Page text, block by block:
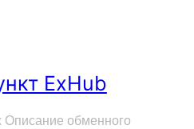
ExHub
Описание обменного